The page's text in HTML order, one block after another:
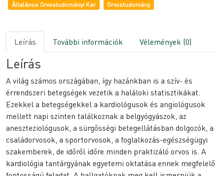
Általános Orvostudományi Kar Orvostudomány
Leírás További információk Vélemények (0)
Leírás
A világ számos országában, így hazánkban is a szív- és
érrendszeri betegségek vezetik a haláloki statisztikákat.
Ezekkel a betegségekkel a kardiológusok és angiológusok
mellett napi szinten találkoznak a belgyógyászok, az
aneszteziológusok, a sürgősségi betegellátásban dolgozók, a
családorvosok, a sportorvosok, a foglalkozás-egészségügyi
szakemberek, de időről időre minden praktizáló orvos is. A
kardiológia tantárgyának egyetemi oktatása ennek megfelelő